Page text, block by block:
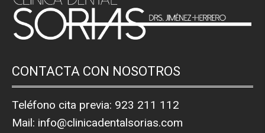
CONTACTA CON NOSOTROS
Teléfono cita previa: 923 211 112
Mail: info@clinicadentalsorias.com